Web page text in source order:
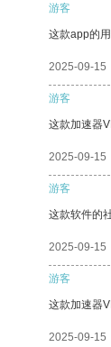
游客
这款app的
2025-09-15
游客
这款加速器
2025-09-15
游客
这款软件的
2025-09-15
游客
这款加速器
2025-09-15